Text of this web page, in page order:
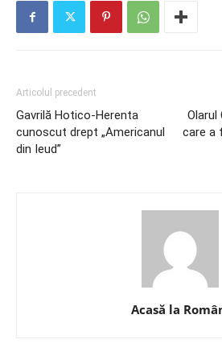
Articolul precedent
Gavrilă Hotico-Herenta
cunoscut drept „Americanul
din Ieud”
Olarul
care a
Acasă la